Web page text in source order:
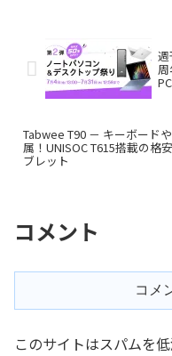
週
Tabwee T90 － キーボード
属！UNISOC T615搭載の格
ブレット
コメント
コメ
このサイトはスパムを